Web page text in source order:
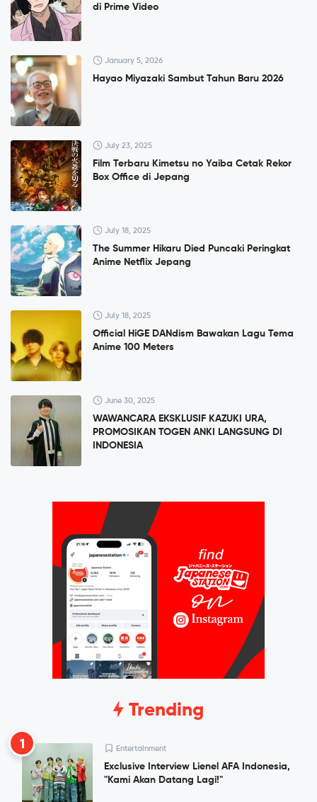
di Prime Video
January 5, 2026
Hayao Miyazaki Sambut Tahun Baru 2026
July 23, 2025
Film Terbaru Kimetsu no Yaiba Cetak Rekor
Box Office di Jepang
July 18, 2025
The Summer Hikaru Died Puncaki Peringkat
Anime Netflix Jepang
July 18, 2025
Official HiGE DANdism Bawakan Lagu Tema
Anime 100 Meters
June 30, 2025
WAWANCARA EKSKLUSIF KAZUKI URA,
PROMOSIKAN TOGEN ANKI LANGSUNG DI
INDONESIA
Trending
1 Entertainment
Exclusive Interview Lienel AFA Indonesia,
"Kami Akan Datang Lagi!"